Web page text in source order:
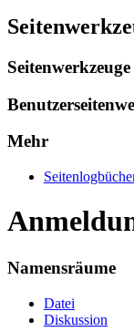
Seitenwerkzeuge
Mehr
Namensräume
Datei
Diskussion